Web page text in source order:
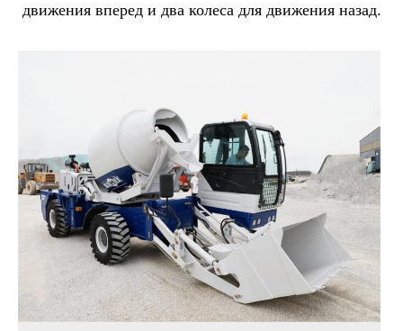
движения вперед и два колеса для движения назад.